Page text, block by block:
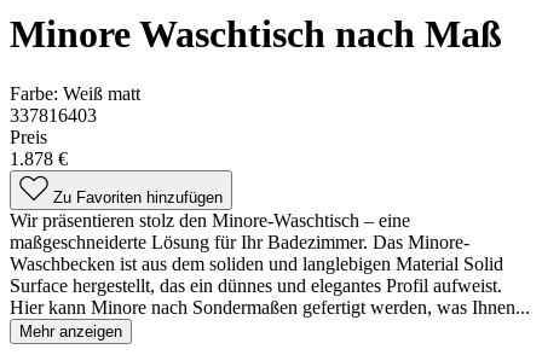
Minore Waschtisch nach Maß
Farbe: Weiß matt
337816403
Preis
1.878 €
Zu Favoriten hinzufügen
Wir präsentieren stolz den Minore-Waschtisch – eine
maßgeschneiderte Lösung für Ihr Badezimmer. Das Minore-
Waschbecken ist aus dem soliden und langlebigen Material Solid
Surface hergestellt, das ein dünnes und elegantes Profil aufweist.
Hier kann Minore nach Sondermaßen gefertigt werden, was Ihnen...
Mehr anzeigen